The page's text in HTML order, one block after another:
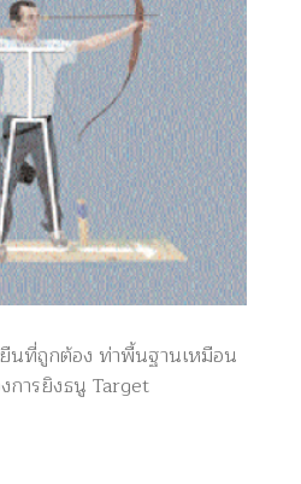
นที่ถูกต้อง ท่าพื้นฐานเหมือน
การยิงธนู Target